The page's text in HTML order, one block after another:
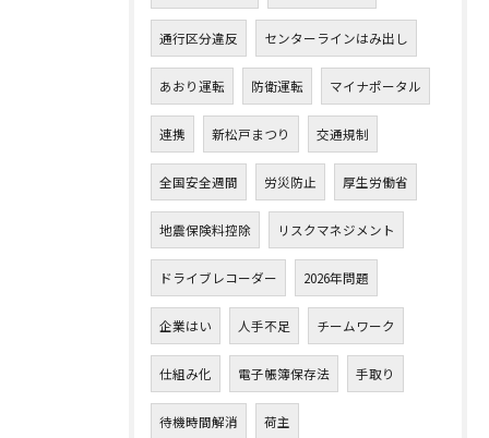
通行区分違反 センターラインはみ出し
あおり運転 防衛運転 マイナポータル
連携 新松戸まつり 交通規制
全国安全週間 労災防止 厚生労働省
地震保険料控除 リスクマネジメント
ドライブレコーダー 2026年問題
企業はい 人手不足 チームワーク
仕組み化 電子帳簿保存法 手取り
待機時間解消 荷主